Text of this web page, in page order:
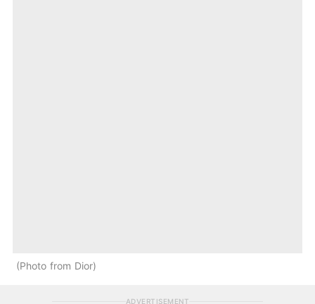
Photo from Dior
ADVERTISEMENT